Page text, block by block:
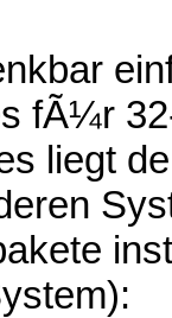
fÃ¼r
liegt